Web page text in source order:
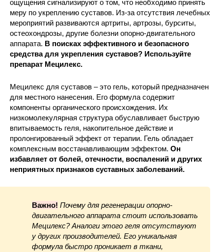
ощущения сигнализируют о том, что необходимо принять
меру по укреплению суставов. Из-за отсутствия лечебных
мероприятий развиваются артриты, артрозы, бурситы,
остеохондрозы, другие болезни опорно-двигательного
аппарата. В поисках эффективного и безопасного
средства для укрепления суставов? Используйте
препарат Мецилекс.
Мецилекс для суставов – это гель, который предназначен
для местного нанесения. Его формула содержит
компоненты органического происхождения. Их
низкомолекулярная структура обуславливает быструю
впитываемость геля, накопительное действие и
пролонгированный эффект от терапии. Гель обладает
комплексным восстанавливающим эффектом. Он
избавляет от болей, отечности, воспалений и других
неприятных признаков суставных заболеваний.
Важно! Почему для регенерации опорно-
двигательного аппарата стоит использовать
Мецилекс? Аналоги этого геля отсутствуют
у других производителей. Его уникальная
формула быстро проникает в ткани,